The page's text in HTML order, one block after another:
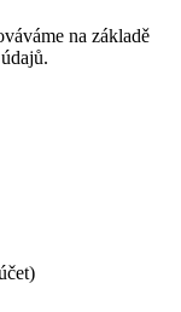
na základě